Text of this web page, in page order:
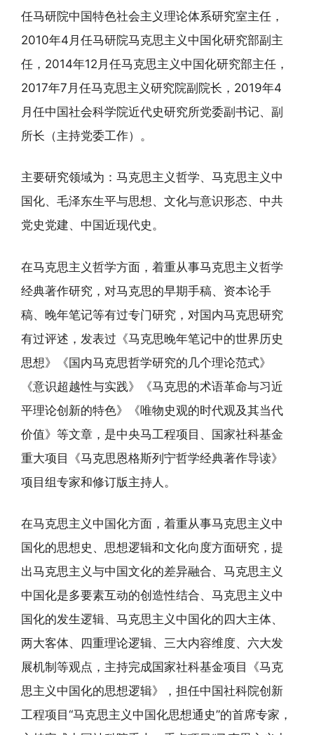
任马研院中国特色社会主义理论体系研究室主任，
2010年4月任马研院马克思主义中国化研究部副主
任，2014年12月任马克思主义中国化研究部主任，
2017年7月任马克思主义研究院副院长，2019年4
月任中国社会科学院近代史研究所党委副书记、副
所长（主持党委工作）。
主要研究领域为：马克思主义哲学、马克思主义中
国化、毛泽东生平与思想、文化与意识形态、中共
党史党建、中国近现代史。
在马克思主义哲学方面，着重从事马克思主义哲学
经典著作研究，对马克思的早期手稿、资本论手
稿、晚年笔记等有过专门研究，对国内马克思研究
有过评述，发表过《马克思晚年笔记中的世界历史
思想》《国内马克思哲学研究的几个理论范式》
《意识超越性与实践》《马克思的术语革命与习近
平理论创新的特色》《唯物史观的时代观及其当代
价值》等文章，是中央马工程项目、国家社科基金
重大项目《马克思恩格斯列宁哲学经典著作导读》
项目组专家和修订版主持人。
在马克思主义中国化方面，着重从事马克思主义中
国化的思想史、思想逻辑和文化向度方面研究，提
出马克思主义与中国文化的差异融合、马克思主义
中国化是多要素互动的创造性结合、马克思主义中
国化的发生逻辑、马克思主义中国化的四大主体、
两大客体、四重理论逻辑、三大内容维度、六大发
展机制等观点，主持完成国家社科基金项目《马克
思主义中国化的思想逻辑》，担任中国社科院创新
工程项目“马克思主义中国化思想通史”的首席专家，